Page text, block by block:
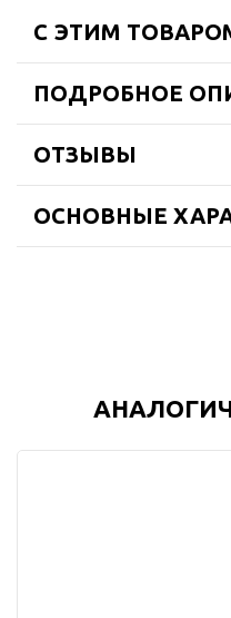
C ЭТИМ
ПОДРОБНОЕ
ОТЗЫВЫ
ОСНОВНЫЕ